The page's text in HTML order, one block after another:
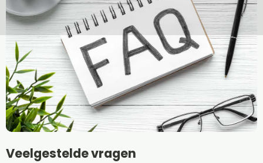
Veelgestelde vragen